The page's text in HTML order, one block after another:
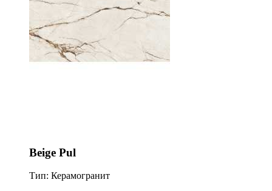
Beige Pul
Тип: Керамогранит